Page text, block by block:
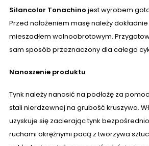
Silancolor Tonachinojest wyrobem
Przed nałożeniem masę należy
mieszadłem wolnoobrotowym.
sam sposób przeznaczony dla całego
Nanoszenie produktu
Tynk należy nanosić na podłożę za
stali nierdzewnej na grubość kruszywa.
uzyskuje się zacierając tynk
ruchami okrężnymi pacą z tworzywa